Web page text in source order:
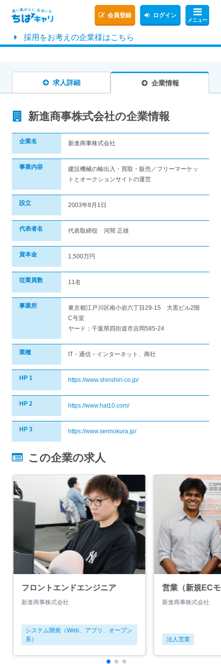
メニュー
会員登録 ログイン
採用をお考えの企業様はこちら
求人詳細 企業情報
新進商事株式会社の企業情報
企業名 新進商事株式会社
事業内容
建設機械の輸出入・買取・販売／フリーマーケッ
トとオークションサイトの運営
設立 2003年8月1日
代表者名 代表取締役 河間 正雄
資本金 1,500万円
従業員数 11名
事業所
東京都江戸川区南小岩六丁目29-15 大黒ビル2階
C号室
ヤード：千葉県四街道市吉岡585-24
業種 IT・通信・インターネット、商社
HP 1 https://www.shinshin-co.jp/
HP 2 https://www.hat10.com/
HP 3 https://www.sennokura.jp/
この企業の求人
フロントエンドエンジニア
新進商事株式会社
システム開発（Web、アプリ、オープン
系）
営業（新規EC
新進商事株式会社
法人営業